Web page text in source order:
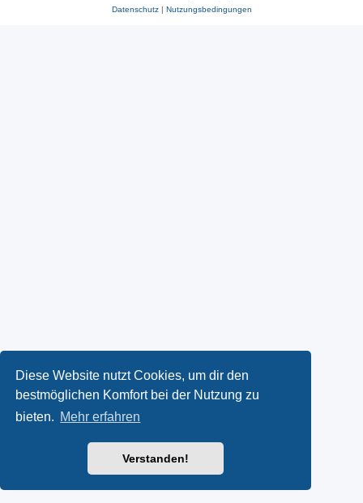
Diese Website nutzt Cookies, um dir den
bestmöglichen Komfort bei der Nutzung zu
bieten. Mehr erfahren
Verstanden!
Datenschutz| Nutzungsbedingungen